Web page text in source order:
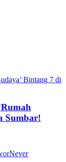
Sumbar!